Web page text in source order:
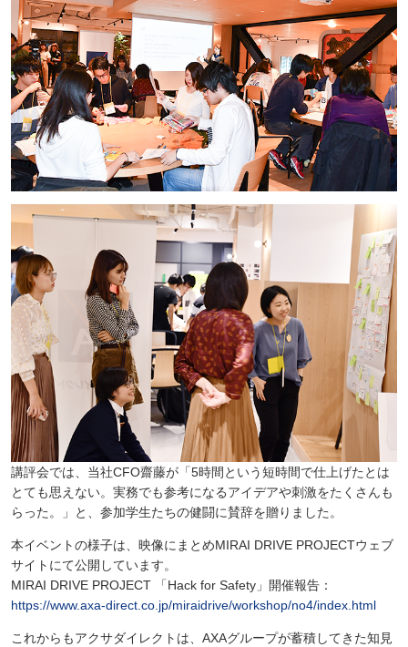
講評会では、当社CFO齋藤が「5時間という短時間で仕上げたとは
とても思えない。実務でも参考になるアイデアや刺激をたくさんも
らった。」と、参加学生たちの健闘に賛辞を贈りました。
本イベントの様子は、映像にまとめMIRAI DRIVE PROJECTウェブ
サイトにて公開しています。
MIRAI DRIVE PROJECT 「Hack for Safety」開催報告：
https://www.axa-direct.co.jp/miraidrive/workshop/no4/index.html
これからもアクサダイレクトは、AXAグループが蓄積してきた知見